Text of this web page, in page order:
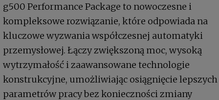
g500 Performance Package to nowoczesne i
kompleksowe rozwiązanie, które odpowiada na
kluczowe wyzwania współczesnej automatyki
przemysłowej. Łączy zwiększoną moc, wysoką
wytrzymałość i zaawansowane technologie
konstrukcyjne, umożliwiając osiągnięcie lepszych
parametrów pracy bez konieczności zmiany